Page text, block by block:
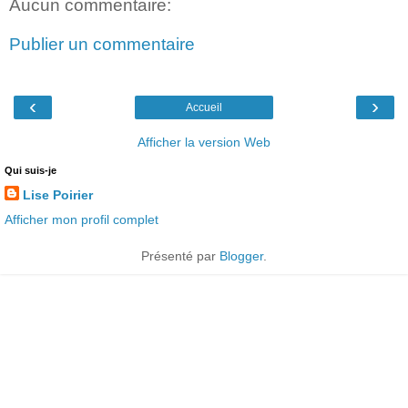
Aucun commentaire:
Publier un commentaire
‹ ›
Accueil
Afficher la version Web
Qui suis-je
Lise Poirier
Afficher mon profil complet
Présenté par Blogger.